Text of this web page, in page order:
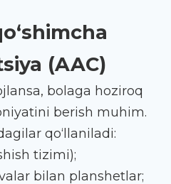
(AAC)
bolaga hoziroq
berish muhim.
qo‘llaniladi:
tizimi);
bilan planshetlar;